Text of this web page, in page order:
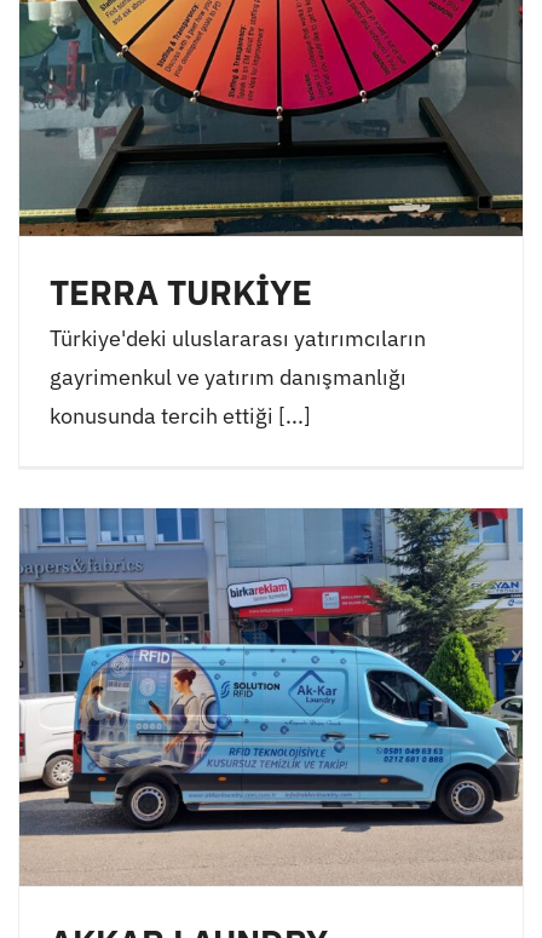
TERRA TURKİYE
Türkiye'deki uluslararası yatırımcıların
gayrimenkul ve yatırım danışmanlığı
konusunda tercih ettiği [...]